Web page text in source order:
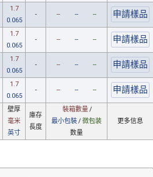
1.7
0.065
- -- -- --
1.7
0.065
- -- -- --
1.7
0.065
- -- -- --
1.7
0.065
- -- -- --
壁厚
毫米
英寸
庫存
長度
裝箱數量/
最小包裝/ 微包装
数量
更多信息